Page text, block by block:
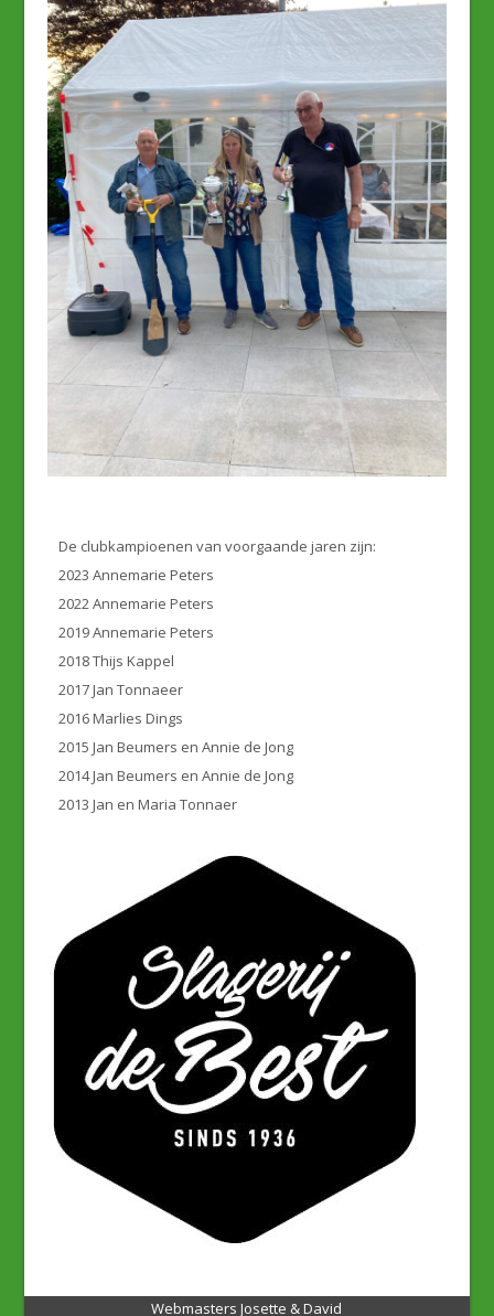
De clubkampioenen van voorgaande jaren zijn:
2023 Annemarie Peters
2022 Annemarie Peters
2019 Annemarie Peters
2018 Thijs Kappel
2017 Jan Tonnaeer
2016 Marlies Dings
2015 Jan Beumers en Annie de Jong
2014 Jan Beumers en Annie de Jong
2013 Jan en Maria Tonnaer
Webmasters Josette & David